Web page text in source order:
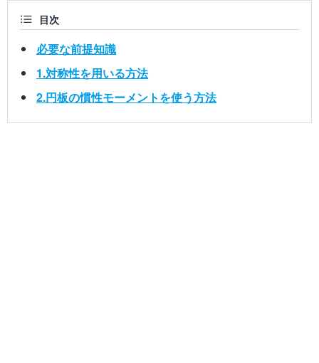
目次
必要な前提知識
1.対称性を用いる方法
2.円板の慣性モーメントを使う方法